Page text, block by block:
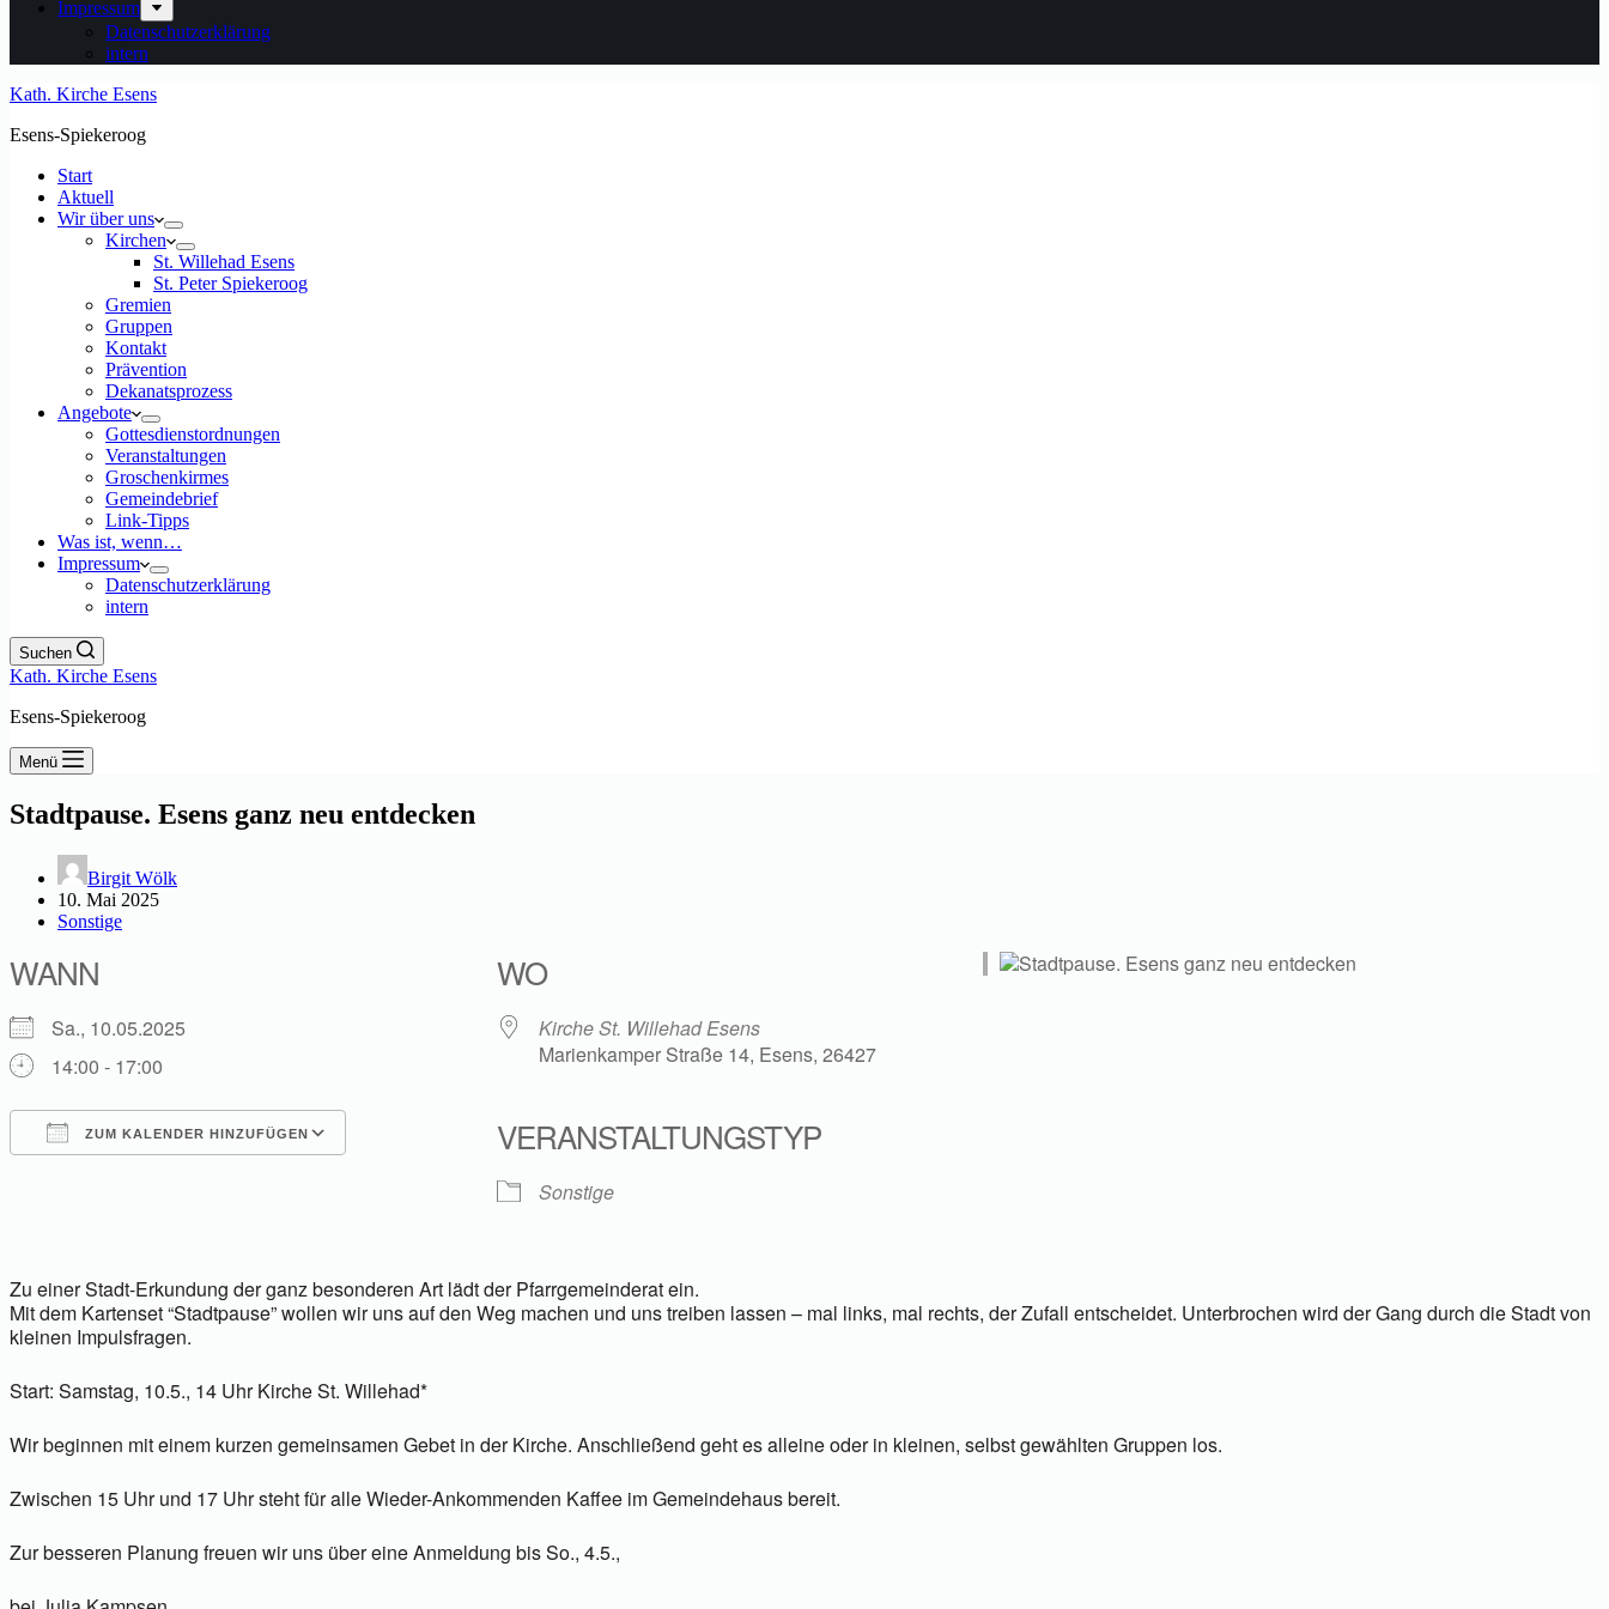
Impressum
Datenschutzerklärung
intern
Kath. Kirche Esens
Esens-Spiekeroog
Start
Aktuell
Wir über uns
Kirchen
St. Willehad Esens
St. Peter Spiekeroog
Gremien
Gruppen
Kontakt
Prävention
Dekanatsprozess
Angebote
Gottesdienstordnungen
Veranstaltungen
Groschenkirmes
Gemeindebrief
Link-Tipps
Was ist, wenn…
Impressum
Datenschutzerklärung
intern
Suchen
Kath. Kirche Esens
Esens-Spiekeroog
Menü
Stadtpause. Esens ganz neu entdecken
Birgit Wölk
10. Mai 2025
Sonstige
WANN
Sa., 10.05.2025
14:00 - 17:00
ZUM KALENDER HINZUFÜGEN
WO
Kirche St. Willehad Esens
Marienkamper Straße 14, Esens, 26427
VERANSTALTUNGSTYP
Sonstige
Zu einer Stadt-Erkundung der ganz besonderen Art lädt der Pfarrgemeinderat ein.
Mit dem Kartenset “Stadtpause” wollen wir uns auf den Weg machen und uns treiben lassen – mal links, mal rechts, der Zufall entscheidet. Unterbrochen wird der Gang durch die Stadt von
kleinen Impulsfragen.
Start: Samstag, 10.5., 14 Uhr Kirche St. Willehad*
Wir beginnen mit einem kurzen gemeinsamen Gebet in der Kirche. Anschließend geht es alleine oder in kleinen, selbst gewählten Gruppen los.
Zwischen 15 Uhr und 17 Uhr steht für alle Wieder-Ankommenden Kaffee im Gemeindehaus bereit.
Zur besseren Planung freuen wir uns über eine Anmeldung bis So., 4.5.,